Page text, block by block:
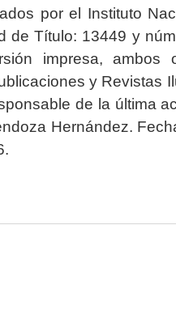
por el Instituto
de Título: 13449 y
impresa, ambos
y Revistas
de la última
Hernández.